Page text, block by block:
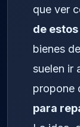
que ver
de
bienes
suelen ir
propone
para